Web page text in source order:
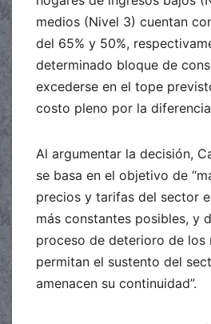
medios (Nivel 3) cuentan
del 65% y 50%,
determinado bloque de
excederse en el tope
costo pleno por la
Al argumentar la decisión,
se basa en el objetivo de
precios y tarifas del sector
más constantes posibles, y
proceso de deterioro de los
permitan el sustento del
amenacen su continuidad”.